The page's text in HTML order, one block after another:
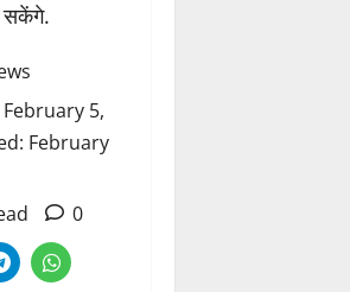
सकेंगे.
5,
February
0